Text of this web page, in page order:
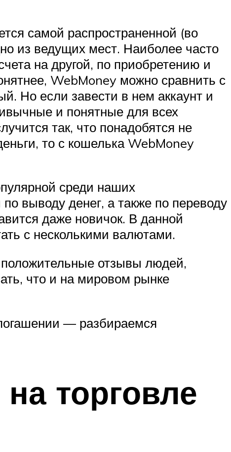
самой распространенной (во
из ведущих мест. Наиболее часто
на другой, по приобретению и
WebMoney можно сравнить с
Но если завести в нем аккаунт и
и понятные для всех
так, что понадобятся не
то с кошелька WebMoney
среди наших
выводу денег, а также по переводу
даже новичок. В данной
с несколькими валютами.
отзывы людей,
что и на мировом рынке
— разбираемся
торговле